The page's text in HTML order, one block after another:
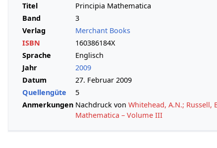
Titel
Principia Mathematica
Band
3
Verlag
Merchant Books
ISBN
160386184X
Sprache
Englisch
Jahr
2009
Datum
27. Februar 2009
Quellengüte
5
Anmerkungen Nachdruck von Whitehead, A.N.; Russell,
Mathematica – Volume III